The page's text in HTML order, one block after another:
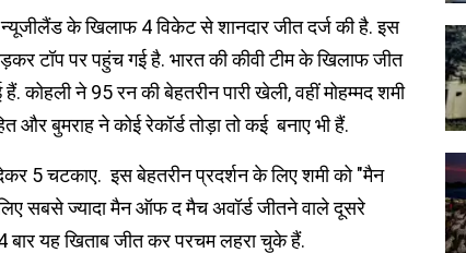
के खिलाफ 4 विकेट से शानदार जीत दर्ज की है. इस
टॉप पर पहुंच गई है. भारत की कीवी टीम के खिलाफ जीत
कोहली ने 95 रन की बेहतरीन पारी खेली, वहीं मोहम्‍मद शमी
और बुमराह ने कोई रेकॉर्ड तोड़ा तो कई बनाए भी हैं.
5 चटकाए. इस बेहतरीन प्रदर्शन के लिए शमी को "मैन
सबसे ज्यादा मैन ऑफ द मैच अवॉर्ड जीतने वाले दूसरे
बार यह खिताब जीत कर परचम लहरा चुके हैं.